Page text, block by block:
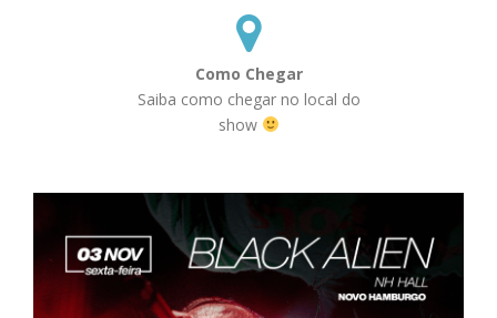
Como Chegar
Saiba como chegar no local do
show